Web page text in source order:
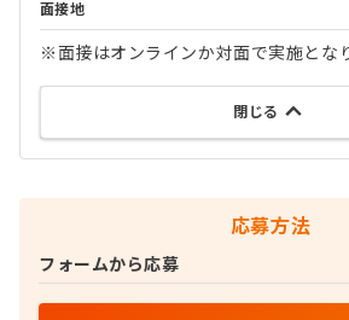
面接地
※面接はオンラインか対面で実施とな
閉じる
応募方法
フォームから応募